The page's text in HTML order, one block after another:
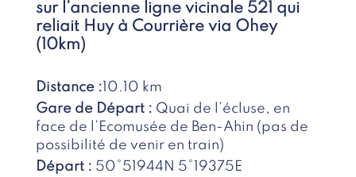
sur l’ancienne ligne vicinale 521 qui
reliait Huy à Courrière via Ohey
(10km)
Distance : 10.10 km
Gare de Départ : Quai de l’écluse, en
face de l’Ecomusée de Ben-Ahin (pas de
possibilité de venir en train)
Départ : 50°51944N 5°19375E